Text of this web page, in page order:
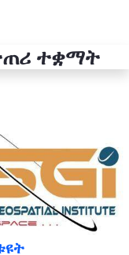
ተቋማት